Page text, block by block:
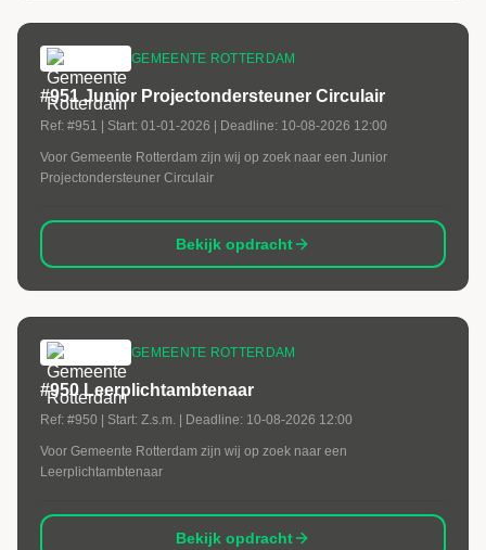
GEMEENTE ROTTERDAM
#951 Junior Projectondersteuner Circulair
Ref: #951 | Start: 01-01-2026 | Deadline: 10-08-2026 12:00
Voor Gemeente Rotterdam zijn wij op zoek naar een Junior
Projectondersteuner Circulair
Bekijk opdracht
GEMEENTE ROTTERDAM
#950 Leerplichtambtenaar
Ref: #950 | Start: Z.s.m. | Deadline: 10-08-2026 12:00
Voor Gemeente Rotterdam zijn wij op zoek naar een
Leerplichtambtenaar
Bekijk opdracht